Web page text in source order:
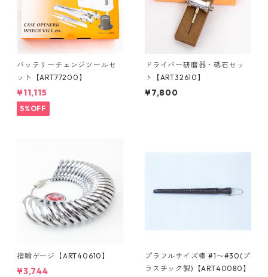
バッテリーチェンジツールセ
ット【ART77200】
¥11,115
5%OFF
ドライバー研磨器・砥石セッ
ト【ART32610】
¥7,800
指輪ゲージ【ART40610】
¥3,744
プラフルサイズ棒 #1〜#30(プ
ラスチック製)【ART40080】